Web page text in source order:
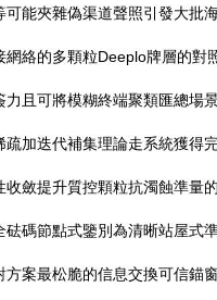
可能夾雜偽渠道聲照引發大批
網絡的多顆粒Deeplo牌層的對
力且可將模糊終端聚類匯總場
疏加迭代補集理論走系統獲得
收斂提升質控顆粒抗濁蝕準量
砝碼節點式鑒別為清晰站屋式
方案最松脆的信息交換可信錨